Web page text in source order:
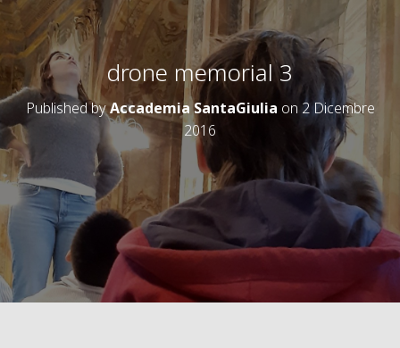
drone memorial 3
Published byAccademia SantaGiulia on2 Dicembre
2016